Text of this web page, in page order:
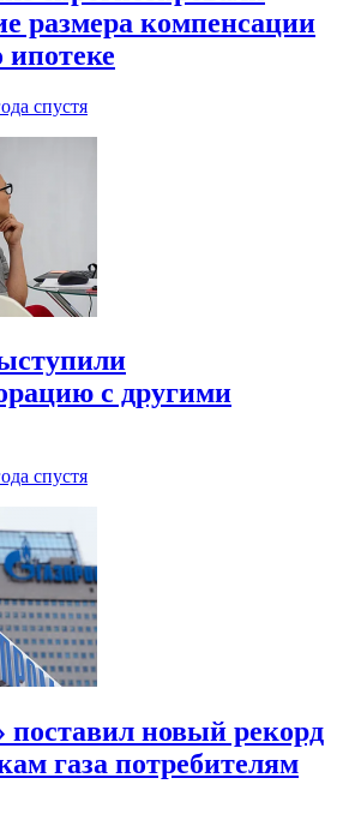
размера компенсации
спустя
с другими
спустя
поставил новый рекорд
газа потребителям